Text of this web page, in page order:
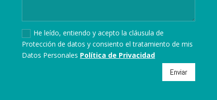
He leído, entiendo y acepto la cláusula de
Protección de datos y consiento el tratamiento de mis
Datos Personales Política de Privacidad
Enviar